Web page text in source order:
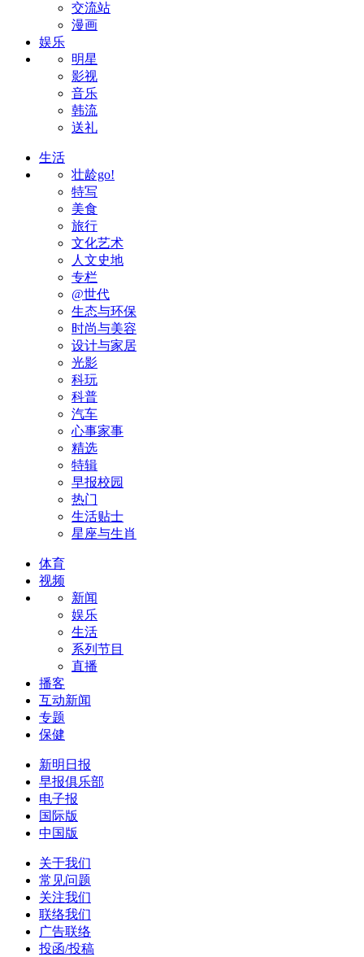
交流站
漫画
娱乐
明星
影视
音乐
韩流
送礼
生活
壮龄go!
特写
美食
旅行
文化艺术
人文史地
专栏
@世代
生态与环保
时尚与美容
设计与家居
光影
科玩
科普
汽车
心事家事
精选
特辑
早报校园
热门
生活贴士
星座与生肖
体育
视频
新闻
娱乐
生活
系列节目
直播
播客
互动新闻
专题
保健
新明日报
早报俱乐部
电子报
国际版
中国版
关于我们
常见问题
关注我们
联络我们
广告联络
投函/投稿